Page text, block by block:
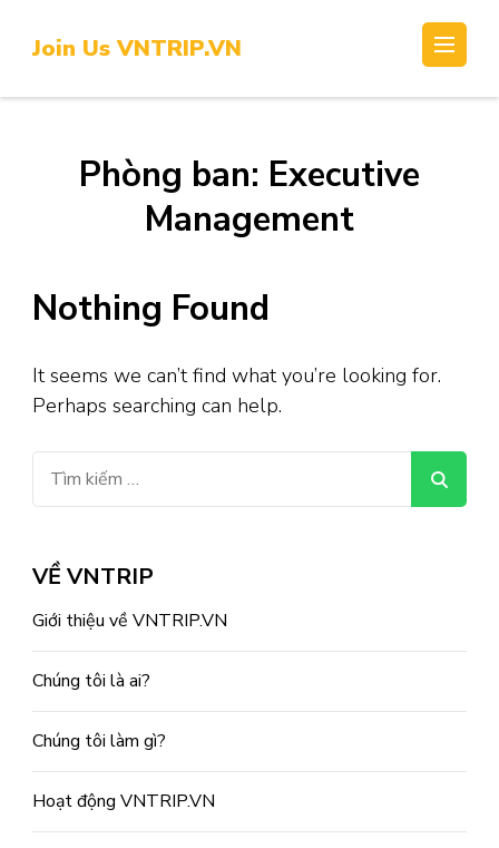
(Press
Join Us VNTRIP.VN
Phòng ban: Executive
Management
Nothing Found
It seems we can’t find what you’re looking for.
Perhaps searching can help.
Tìm
VỀ VNTRIP
Giới thiệu về VNTRIP.VN
Chúng tôi là ai?
Chúng tôi làm gì?
Hoạt động VNTRIP.VN